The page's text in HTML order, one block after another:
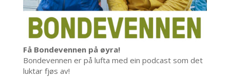
Få Bondevennen på øyra!
Bondevennen er på lufta med ein podcast som det
luktar fjøs av!